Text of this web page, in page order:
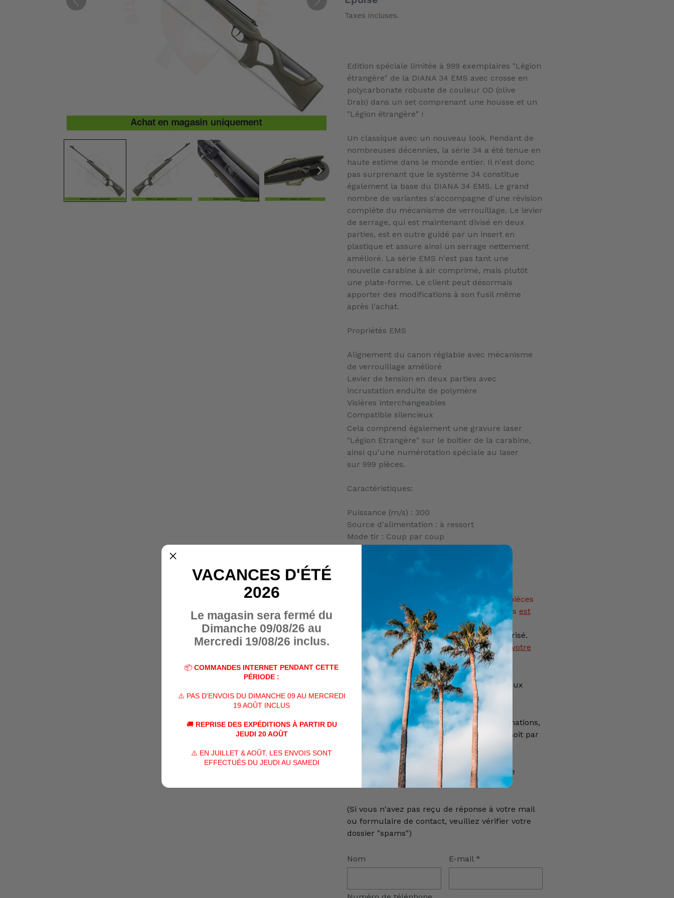
Taxes incluses.
d'un
produit
à
votre
panier
Edition spéciale limitée à 999 exemplaires "Légion
étrangère" de la DIANA 34 EMS avec crosse en
polycarbonate robuste de couleur OD (olive
Drab) dans un set comprenant une housse et un
"Légion étrangère" !
Un classique avec un nouveau look. Pendant de
nombreuses décennies, la série 34 a été tenue en
haute estime dans le monde entier. Il n'est donc
pas surprenant que le système 34 constitue
également la base du DIANA 34 EMS. Le grand
nombre de variantes s'accompagne d'une révision
complète du mécanisme de verrouillage. Le levier
de serrage, qui est maintenant divisé en deux
parties, est en outre guidé par un insert en
plastique et assure ainsi un serrage nettement
amélioré. La série EMS n'est pas tant une
nouvelle carabine à air comprimé, mais plutôt
une plate-forme. Le client peut désormais
apporter des modifications à son fusil même
après l'achat.
Propriétés EMS
Alignement du canon réglable avec mécanisme
de verrouillage amélioré
Levier de tension en deux parties avec
incrustation enduite de polymère
Visières interchangeables
Compatible silencieux
Cela comprend également une gravure laser
"Légion Etrangère" sur le boitier de la carabine,
ainsi qu'une numérotation spéciale au laser
sur 999 pièces.
Caractéristiques:
Puissance (m/s) : 300
Source d'alimentation : à ressort
Mode tir : Coup par coup
d'armes, pièces
détachées d'armes, chargeurs et munitions est
interdite par la loi.
Seul l'achat en magasin physique est autorisé.
Cet article ne peut donc pas être ajouté à votre
panier.
De plus, l'achat de cet article est réservé aux
personnes majeures de + de 18 ans.
Veuillez nous contacter pour plus d'informations,
soit par téléphone au +32 (0) 69 22 49 42, soit par
mail à info@billau.be,
ou encore directement via le formulaire de
contact ci-dessous :
(Si vous n'avez pas reçu de réponse à votre mail
ou formulaire de contact, veuillez vérifier votre
dossier "spams")
Nom E-mail *
VACANCES D'ÉTÉ
2026
Le magasin sera fermé du
Dimanche 09/08/26 au
Mercredi 19/08/26 inclus.
📦 COMMANDES INTERNET PENDANT CETTE
PÉRIODE :
⚠️ PAS D'ENVOIS DU DIMANCHE 09 AU MERCREDI
19 AOÛT INCLUS
🚚 REPRISE DES EXPÉDITIONS À PARTIR DU
JEUDI 20 AOÛT
⚠️ EN JUILLET & AOÛT, LES ENVOIS SONT
EFFECTUÉS DU JEUDI AU SAMEDI